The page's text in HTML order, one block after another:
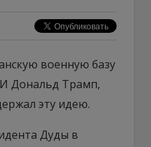
военную базу
Дональд Трамп,
эту идею.
Дуды в